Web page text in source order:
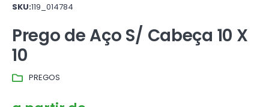
SKU:119_014784
Prego de Aço S/ Cabeça 10 X
10
PREGOS